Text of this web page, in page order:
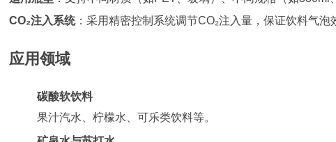
CO₂注入系统：采用精密控制系统调节CO₂注入量，保证饮料气泡
应用领域
碳酸软饮料
果汁汽水、柠檬水、可乐类饮料等。